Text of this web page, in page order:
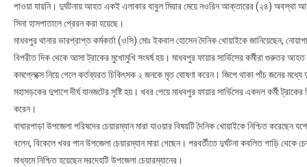
পাওয়া যায়নি। দুর্ঘটনায় আহত একই এলাকার বাবুল মিয়ার মেয়ে নওরিন আক্তারের (২৪) অবস্থা
সিনা হাসপাতালে প্রেরন করা হয়েছে।
মাধবপুর থানার ভারপ্রাপ্ত কর্মকর্তা (ওসি) মোঃ ইকবাল হোসেন দৈনিক খোয়াইকে জানিয়েছেন,
বিপরীত দিক থেকে আসা ট্রাকের মুখোমুখি সংঘর্ষ হয়। মাধবপুর ফায়ার সার্ভিসের কর্মীরা গুরুতর
কমপ্লেক্সে নিয়ে গেলে কর্তব্যরত চিকিৎসক ২ জনকে মৃত ঘোষণা করেন। জিপে থাকা পাঁচ জনের মধ্যে
মহাসড়কের দুপাশে দীর্ঘ যানজটের সৃষ্টি হয়। খবর পেয়ে মাধবপুর ফায়ার সার্ভিসের একদল কর্মী
করেন।
বাঘারপাড়া উপজেলা পরিষদের চেয়ারম্যান মারা যাওয়ার বিষয়টি দৈনিক খোয়াইকে নিশ্চিত
বলেন, বিকেলে খবর পান উপজেলা চেয়ারম্যান মারা গেছেন। পরবর্তীতে দুর্ঘটনা কবলিত গাড়ি থেকে
মাধ্যমে নিশ্চিত হয়েছেন মরদেহটি উপজেলা চেয়ারম্যানের।